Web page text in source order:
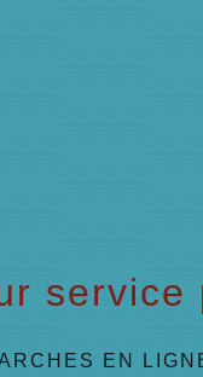
service
EN